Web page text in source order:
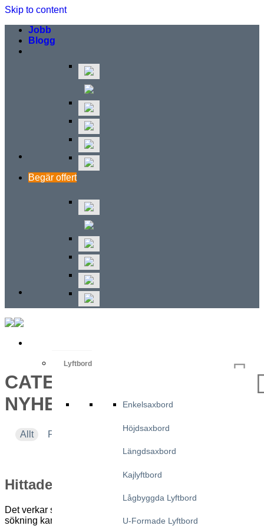
Skip to content
Jobb
Blogg
Begär offert
Lyftbord
Enkelsaxbord
Höjdsaxbord
Längdsaxbord
Kajlyftbord
Lågbyggda Lyftbord
U-Formade Lyftbord
CATEGORY ARCHIVES:
NYHETSBREV #11 – 2020
Allt Företagsnyheter Produkter
Utställningar och evenemang
Hittade inget
Det verkar som vi inte kan hitta det du letar efter. Kanske en
sökning kan hjälpa?